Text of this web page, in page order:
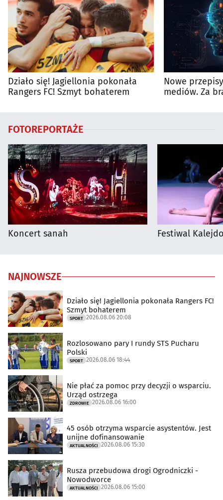
Działo się! Jagiellonia pokonała
Rangers FC! Szmyt bohaterem
Nowe
mediów. Za
FOTOREPORTAŻE
Koncert sanah Festiwal
NAJNOWSZE
Działo się! Jagiellonia pokonała Rangers FC!
Szmyt bohaterem
SPORT 2026.08.06 20:08
Rozlosowano pary I rundy STS Pucharu
Polski
SPORT 2026.08.06 18:44
Nie płać za pomoc przy decyzji o wsparciu.
Urząd ostrzega
ZDROWIE 2026.08.06 16:00
45 osób otrzyma wsparcie asystentów. Jest
unijne dofinansowanie
AKTUALNOŚCI 2026.08.06 15:30
Rusza przebudowa drogi Ogrodniczki -
Nowodworce
AKTUALNOŚCI 2026.08.06 15:00